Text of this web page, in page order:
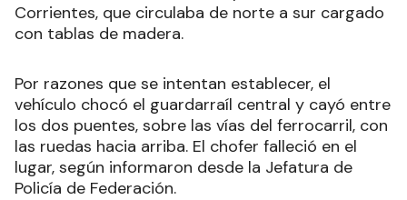
Corrientes, que circulaba de norte a sur cargado
con tablas de madera.
Por razones que se intentan establecer, el
vehículo chocó el guardarraíl central y cayó entre
los dos puentes, sobre las vías del ferrocarril, con
las ruedas hacia arriba. El chofer falleció en el
lugar, según informaron desde la Jefatura de
Policía de Federación.